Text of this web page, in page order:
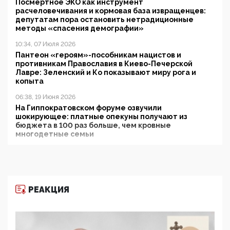
Посмертное ЭКО как инструмент
расчеловечивания и кормовая база извращенцев:
депутатам пора остановить нетрадиционные
методы «спасения демографии»
10:34, 07 Июля 2026
Пантеон «героям»-пособникам нацистов и
противникам Православия в Киево-Печерской
Лавре: Зеленский и Ко показывают миру рога и
копыта
06:38, 19 Июня 2026
На Гиппократовском форуме озвучили
шокирующее: платные опекуны получают из
бюджета в 100 раз больше, чем кровные
многодетные семьи
11:53, 09 Июня 2026
деятельность ИИТО ЮНЕСКО в России, но
цифроглобалисты продолжают определять
РЕАКЦИЯ